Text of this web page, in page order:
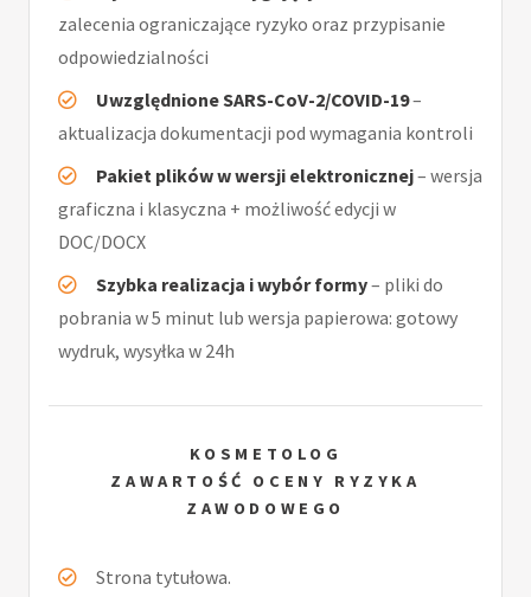
zalecenia ograniczające ryzyko oraz przypisanie
odpowiedzialności
Uwzględnione SARS-CoV-2/COVID-19–
aktualizacja dokumentacji pod wymagania kontroli
Pakiet plików w wersji elektronicznej– wersja
graficzna i klasyczna + możliwość edycji w
DOC/DOCX
Szybka realizacja i wybór formy– pliki do
pobrania w 5 minut lub wersja papierowa: gotowy
wydruk, wysyłka w 24h
KOSMETOLOG
ZAWARTOŚĆ OCENY RYZYKA
ZAWODOWEGO
Strona tytułowa.